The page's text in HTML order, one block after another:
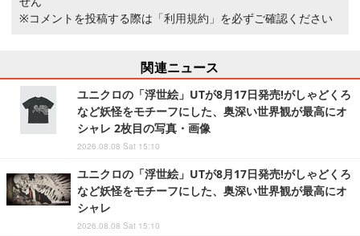
※コメントを投稿する際は 「利用規約」 を必ずご確認ください
関連ニュース
ユニクロの「浮世絵」UTが8月17日発売!がしゃどくろ
など妖怪をモチーフにした、奥深い世界観が最高にオ
シャレ 2枚目の写真・画像
2026.08.08 Sat 15:10
ユニクロの「浮世絵」UTが8月17日発売!がしゃどくろ
など妖怪をモチーフにした、奥深い世界観が最高にオ
シャレ
2026.08.08 Sat 15:10